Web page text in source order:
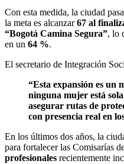
Con esta medida, la ciudad
la meta es alcanzar67 al
“Bogotá Camina Segura”, lo
en un 64 %.
El secretario de Integración
“Esta expansión es un
ninguna mujer está
asegurar rutas de
con presencia real en
En los últimos dos años, la
para fortalecer las Comisarías
profesionales recientemente